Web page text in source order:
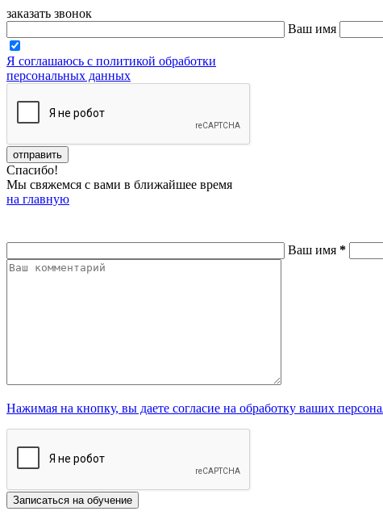
заказать звонок
Ваш имя
Я соглашаюсь с политикой обработки
персональных данных
Спасибо!
Мы свяжемся с вами в ближайшее время
на главную
Ваш имя *
Нажимая на кнопку, вы даете согласие на обработку ваших
Записаться на обучение